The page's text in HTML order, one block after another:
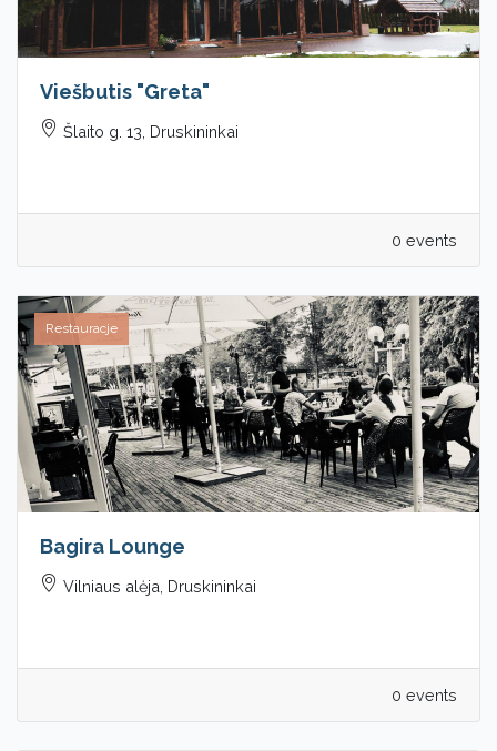
Viešbutis "Greta"
Šlaito g. 13, Druskininkai
0 events
Restauracje
Bagira Lounge
Vilniaus alėja, Druskininkai
0 events